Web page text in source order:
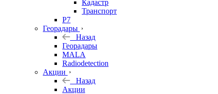
Кадастр
Транспорт
Р7
Георадары
Назад
Георадары
MALA
Radiodetection
Акции
Назад
Акции